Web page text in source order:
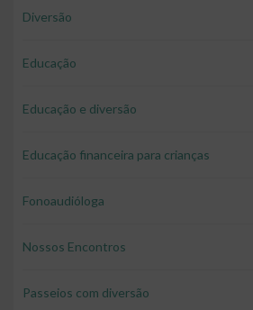
Diversão
Educação
Educação e diversão
Educação financeira para crianças
Fonoaudióloga
Nossos Encontros
Passeios com diversão